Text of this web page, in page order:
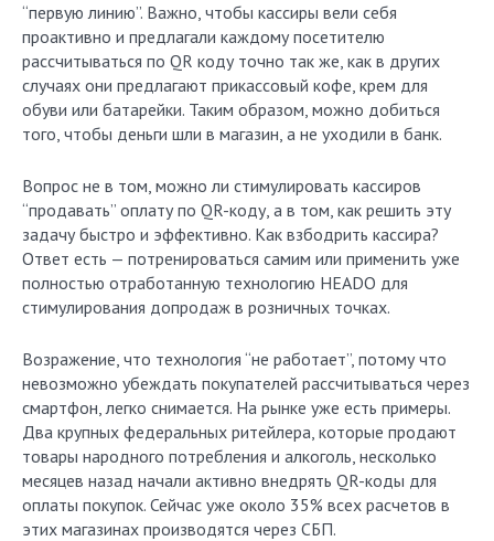
“первую линию”. Важно, чтобы кассиры вели себя
проактивно и предлагали каждому посетителю
рассчитываться по QR коду точно так же, как в других
случаях они предлагают прикассовый кофе, крем для
обуви или батарейки. Таким образом, можно добиться
того, чтобы деньги шли в магазин, а не уходили в банк.
Вопрос не в том, можно ли стимулировать кассиров
“продавать” оплату по QR-коду, а в том, как решить эту
задачу быстро и эффективно. Как взбодрить кассира?
Ответ есть — потренироваться самим или применить уже
полностью отработанную технологию HEADO для
стимулирования допродаж в розничных точках.
Возражение, что технология “не работает”, потому что
невозможно убеждать покупателей рассчитываться через
смартфон, легко снимается. На рынке уже есть примеры.
Два крупных федеральных ритейлера, которые продают
товары народного потребления и алкоголь, несколько
месяцев назад начали активно внедрять QR-коды для
оплаты покупок. Сейчас уже около 35% всех расчетов в
этих магазинах производятся через СБП.